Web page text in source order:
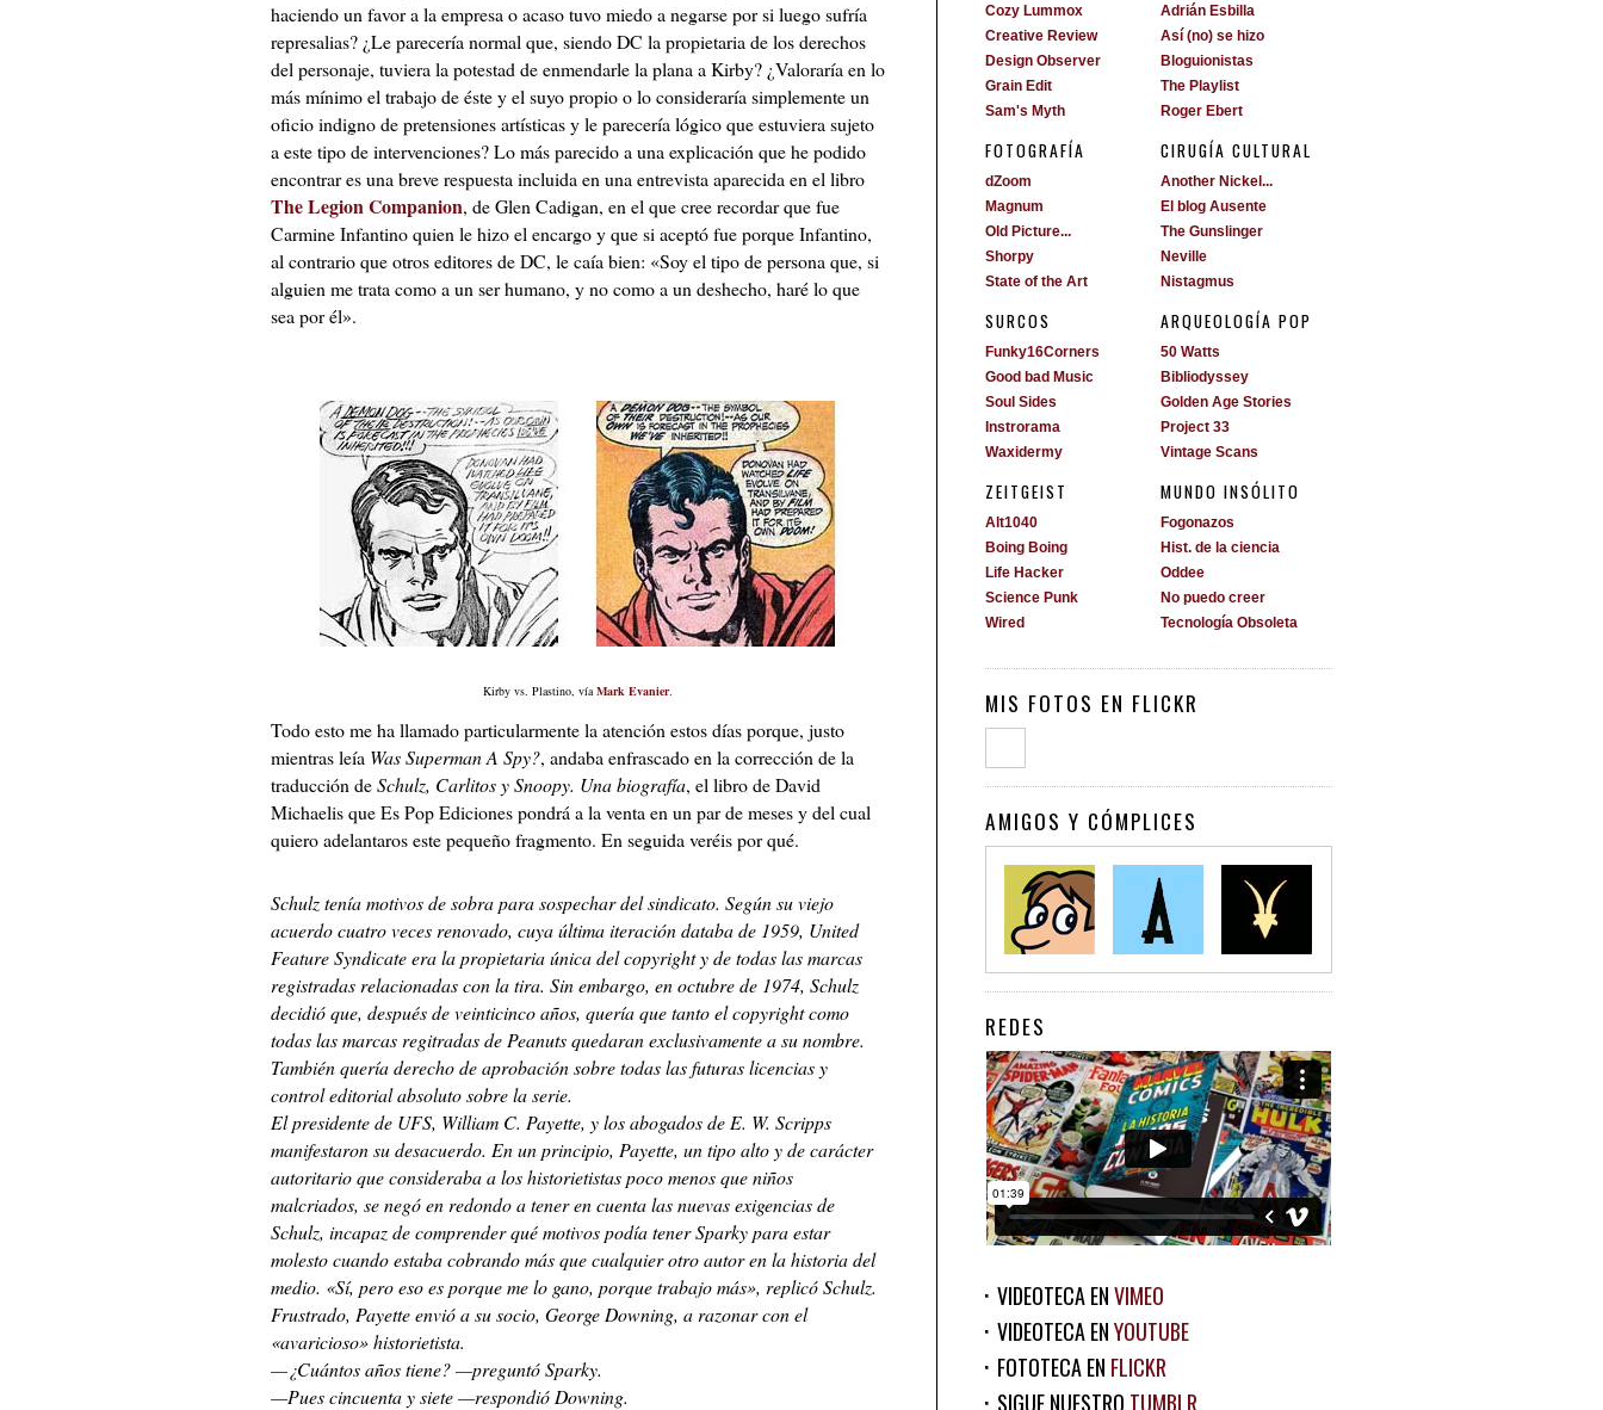
haciendo un favor a la empresa o acaso tuvo miedo a negarse por si luego sufría
represalias? ¿Le parecería normal que, siendo DC la propietaria de los derechos
del personaje, tuviera la potestad de enmendarle la plana a Kirby? ¿Valoraría en lo
más mínimo el trabajo de éste y el suyo propio o lo consideraría simplemente un
oficio indigno de pretensiones artísticas y le parecería lógico que estuviera sujeto
a este tipo de intervenciones? Lo más parecido a una explicación que he podido
encontrar es una breve respuesta incluida en una entrevista aparecida en el libro
The Legion Companion, de Glen Cadigan, en el que cree recordar que fue
Carmine Infantino quien le hizo el encargo y que si aceptó fue porque Infantino,
al contrario que otros editores de DC, le caía bien: «Soy el tipo de persona que, si
alguien me trata como a un ser humano, y no como a un deshecho, haré lo que
sea por él».
Kirby vs. Plastino, víaMark Evanier.
Todo esto me ha llamado particularmente la atención estos días porque, justo
mientras leía Was Superman A Spy?, andaba enfrascado en la corrección de la
traducción deSchulz, Carlitos y Snoopy. Una biografía, el libro de David
Michaelis que Es Pop Ediciones pondrá a la venta en un par de meses y del cual
quiero adelantaros este pequeño fragmento. En seguida veréis por qué.
Schulz tenía motivos de sobra para sospechar del sindicato. Según su viejo
acuerdo cuatro veces renovado, cuya última iteración databa de 1959, United
Feature Syndicate era la propietaria única del copyright y de todas las marcas
registradas relacionadas con la tira. Sin embargo, en octubre de 1974, Schulz
decidió que, después de veinticinco años, quería que tanto el copyright como
todas las marcas regitradas de Peanuts quedaran exclusivamente a su nombre.
También quería derecho de aprobación sobre todas las futuras licencias y
control editorial absoluto sobre la serie.
El presidente de UFS, William C. Payette, y los abogados de E. W. Scripps
manifestaron su desacuerdo. En un principio, Payette, un tipo alto y de carácter
autoritario que consideraba a los historietistas poco menos que niños
malcriados, se negó en redondo a tener en cuenta las nuevas exigencias de
Schulz, incapaz de comprender qué motivos podía tener Sparky para estar
molesto cuando estaba cobrando más que cualquier otro autor en la historia del
medio. «Sí, pero eso es porque me lo gano, porque trabajo más», replicó Schulz.
Frustrado, Payette envió a su socio, George Downing, a razonar con el
«avaricioso» historietista.
—¿Cuántos años tiene? —preguntó Sparky.
—Pues cincuenta y siete —respondió Downing.
Cozy Lummox
Creative Review
Design Observer
Grain Edit
Sam's Myth
FOTOGRAFÍA
dZoom
Magnum
Old Picture...
Shorpy
State of the Art
SURCOS
Funky16Corners
Good bad Music
Soul Sides
Instrorama
Waxidermy
ZEITGEIST
Alt1040
Boing Boing
Life Hacker
Science Punk
Wired
Adrián Esbilla
Así (no) se hizo
Bloguionistas
The Playlist
Roger Ebert
CIRUGÍA CULTURAL
Another Nickel...
El blog Ausente
The Gunslinger
Neville
Nistagmus
ARQUEOLOGÍA POP
50 Watts
Bibliodyssey
Golden Age Stories
Project 33
Vintage Scans
MUNDO INSÓLITO
Fogonazos
Hist. de la ciencia
Oddee
No puedo creer
Tecnología Obsoleta
MIS FOTOS EN FLICKR
AMIGOS Y CÓMPLICES
REDES
VIDEOTECA ENVIMEO
VIDEOTECA ENYOUTUBE
FOTOTECA EN FLICKR
SIGUE NUESTRO TUMBLR